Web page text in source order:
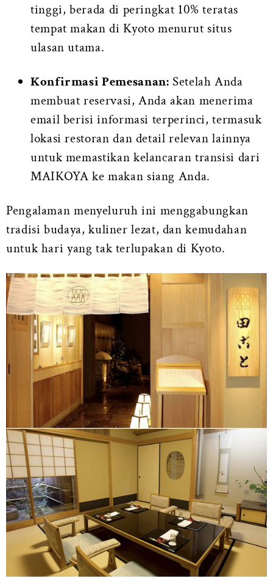
tinggi, berada di peringkat 10% teratas
tempat makan di Kyoto menurut situs
ulasan utama.
Konfirmasi Pemesanan: Setelah Anda
membuat reservasi, Anda akan menerima
email berisi informasi terperinci, termasuk
lokasi restoran dan detail relevan lainnya
untuk memastikan kelancaran transisi dari
MAIKOYA ke makan siang Anda.
Pengalaman menyeluruh ini menggabungkan
tradisi budaya, kuliner lezat, dan kemudahan
untuk hari yang tak terlupakan di Kyoto.